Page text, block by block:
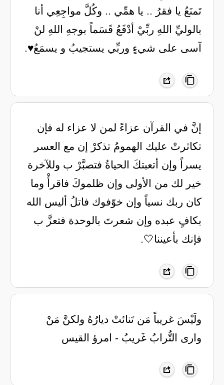
تَمنَعُ يا فقرُ .. يا همِّي .. وكُلَّ مواجِعِي أنا
بالوليِّ اللهِ ربِّيْ أدْفَعُ قَسَماً بوجهِ اللهِ لنْ
آسى على شيءٍ وربِّي يستجيبُ و يسمَعُ♥️.
‏إنَّ في القرآن عزاءً لمن لا عزاء له فإن
تكاثرتْ عليك الهمومُ تذكرْ إن مع العسر
يسراً وإن أتعبتكَ الحياةُ فتصبَّرْ ب وللآخرة
خير لك من الأولى وإن ظلموكَ فاقرأْ وما
كان ربك نسياً وإن خوّفوك فاتلُ أليس الله
بكافٍ عبده وإن شعرتَ بالوحدة فتعزَّ ب
فإنك بأعيننا🤍.
ولَيْسَ غريباً مَن تَنائتْ ديارُهُ ‏ولكنَّ مَنْ
وارى التُّرابُ غَريبُ - امرؤ القيس